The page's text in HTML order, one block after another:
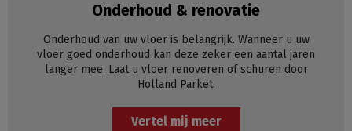
Onderhoud & renovatie
Onderhoud van uw vloer is belangrijk. Wanneer u uw
vloer goed onderhoud kan deze zeker een aantal jaren
langer mee. Laat u vloer renoveren of schuren door
Holland Parket.
Vertel mij meer